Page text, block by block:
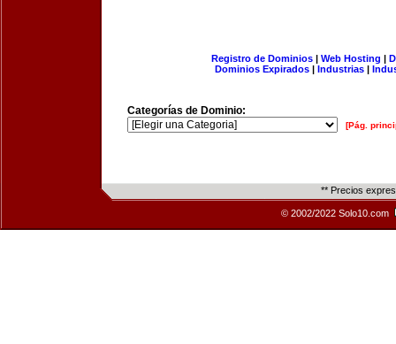
Registro de Dominios| Web Hosting |
Dominios Expirados | Industrias |
Categorías de Dominio:
[Pág.
** Precios
© 2002/2022 Solo10.com